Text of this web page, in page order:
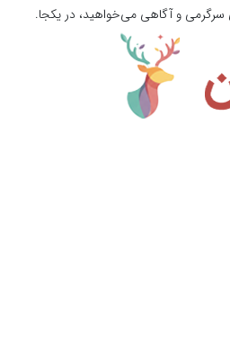
سرگرمی و آگاهی می‌خواهید، در یکجا.